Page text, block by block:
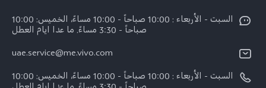
V60 Lite 5G
Y39 5G
Y04
Funtouch OS
اسعار قطع الغيار
الأخبار
الإشعارات القانونية
نبذة عنا
السبت - الأربعاء : 10:00 صباحاً - 10:00 مساءً، الخميس: 10:00
صباحاً - 3:30 مساءً. ما عدا ايام العطل
uae.service@me.vivo.com
السبت - الأربعاء : 10:00 صباحاً - 10:00 مساءً، الخميس: 10:00